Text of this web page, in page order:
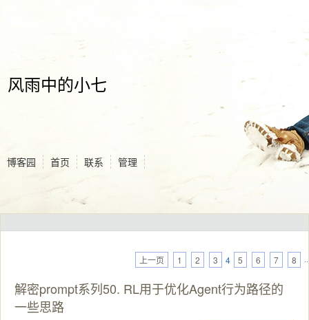
风雨中的小七
博客园 首页 联系 管理
上一页 1 2 3 4 5 6 7 8
解密prompt系列50. RL用于优化Agent行为路径的
一些思路